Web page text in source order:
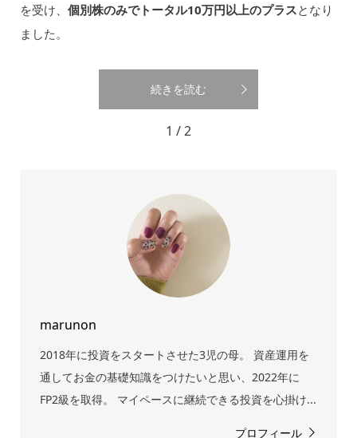
を受け、 個別株のみでトータル10万円以上のプラスとなり
ました。
続きを読む
1 / 2
marunon
2018年に投資をスタートさせた3児の母。 資産運用を
通してお金の基礎知識をつけたいと思い、2022年に
FP2級を取得。 マイペースに継続できる投資を心掛け...
プロフィール